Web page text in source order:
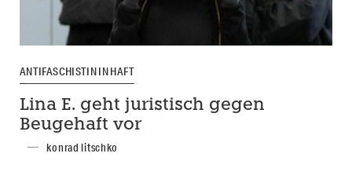
ANTIFASCHISTIN IN HAFT
Lina E. geht juristisch gegen
Beugehaft vor
konrad litschko